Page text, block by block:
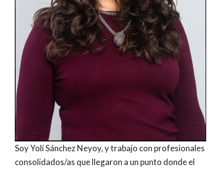
Soy Yolí Sánchez Neyoy, y trabajo con profesionales
consolidados/as que llegaron a un punto donde el